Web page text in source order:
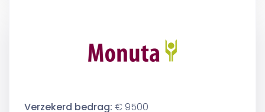
Verzekerd bedrag: € 9500